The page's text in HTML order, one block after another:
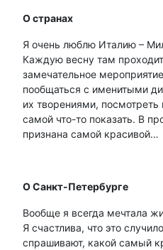
О странах
Я очень люблю Италию –
Каждую весну там
замечательное
пообщаться с именитыми
их творениями, посмотреть
самой что-то показать. В
признана самой красивой…
О Санкт-Петербурге
Вообще я всегда мечтала
Я счастлива, что это
спрашивают, какой самый